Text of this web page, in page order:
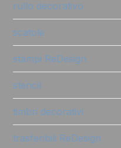
rullo decorativo
scatole
stampi ReDesign
stencil
timbri decorativi
trasferibili ReDesign